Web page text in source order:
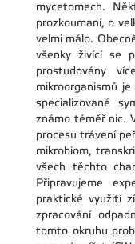
mycetomech.
prozkoumaní, o
velmi málo.
všenky živící se
prostudovány
mikroorganismů
specializované
známo téměř nic.
procesu trávení
mikrobiom,
všech těchto
Připravujeme
praktické využití
zpracování
tomto okruhu